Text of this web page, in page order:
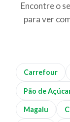
Encontre o
para ver
Carrefour
Pão de
Magalu